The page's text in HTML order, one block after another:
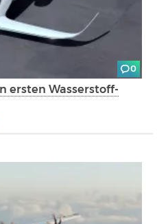
0
ersten Wasserstoff-